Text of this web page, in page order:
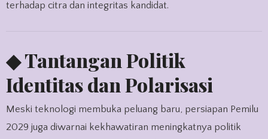
terhadap citra dan integritas kandidat.
◆ Tantangan Politik
Identitas dan Polarisasi
Meski teknologi membuka peluang baru, persiapan Pemilu
2029 juga diwarnai kekhawatiran meningkatnya politik